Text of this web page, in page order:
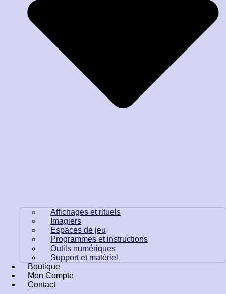
Affichages et rituels
Imagiers
Espaces de jeu
Programmes et instructions
Outils numériques
Support et matériel
Boutique
Mon Compte
Contact